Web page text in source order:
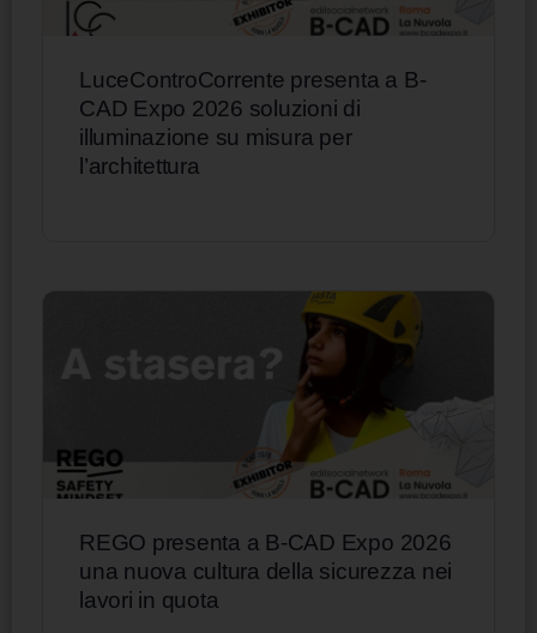
LuceControCorrente presenta a B-
CAD Expo 2026 soluzioni di
illuminazione su misura per
l’architettura
REGO presenta a B-CAD Expo 2026
una nuova cultura della sicurezza nei
lavori in quota